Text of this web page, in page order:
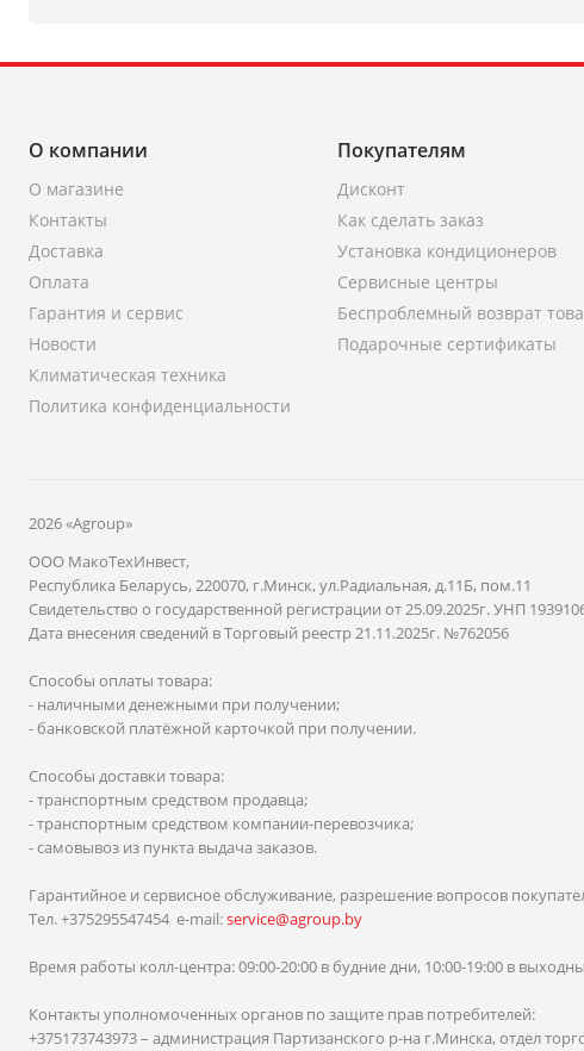
О компании
О магазине
Контакты
Доставка
Оплата
Гарантия и сервис
Новости
Климатическая техника
Политика конфиденциальности
Покупателям
Дисконт
Как сделать заказ
Установка кондиционеров
Сервисные центры
Беспроблемный возврат
Подарочные сертификаты
2026 «Agroup»
ООО МакоТехИнвест,
Республика Беларусь, 220070, г.Минск, ул.Радиальная, д.11Б, пом.11
Свидетельство о государственной регистрации от 25.09.2025г. УНП
Дата внесения сведений в Торговый реестр 21.11.2025г. №762056
Способы оплаты товара:
- наличными денежными при получении;
- банковской платёжной карточкой при получении.
Способы доставки товара:
- транспортным средством продавца;
- транспортным средством компании-перевозчика;
- самовывоз из пункта выдача заказов.
Гарантийное и сервисное обслуживание, разрешение вопросов
Тел. +375295547454 e-mail:service@agroup.by
Время работы колл-центра: 09:00-20:00 в будние дни, 10:00-19:00 в
Контакты уполномоченных органов по защите прав потребителей:
+375173743973 – администрация Партизанского р-на г.Минска, отдел